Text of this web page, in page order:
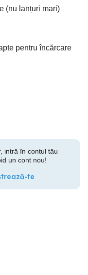
(nu lanțuri mari)
pentru încărcare
intră în contul tău
un cont nou!
te